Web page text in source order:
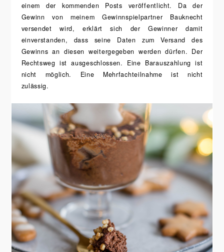
einem der kommenden Posts veröffentlicht. Da der
Gewinn von meinem Gewinnspielpartner Bauknecht
versendet wird, erklärt sich der Gewinner damit
einverstanden, dass seine Daten zum Versand des
Gewinns an diesen weitergegeben werden dürfen. Der
Rechtsweg ist ausgeschlossen. Eine Barauszahlung ist
nicht möglich. Eine Mehrfachteilnahme ist nicht
zulässig.